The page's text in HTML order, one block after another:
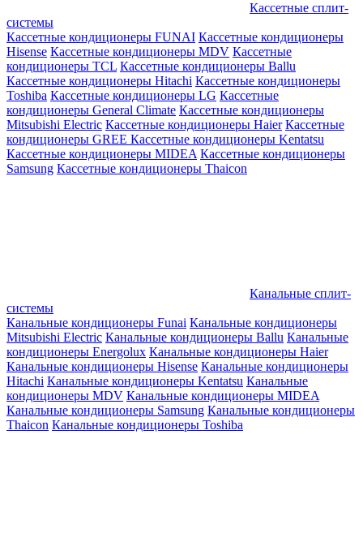
Кассетные сплит-
системы
Кассетные кондиционеры FUNAI Кассетные кондиционеры
Hisense Кассетные кондиционеры MDV Кассетные
кондиционеры TCL Кассетные кондиционеры Ballu
Кассетные кондиционеры Hitachi Кассетные кондиционеры
Toshiba Кассетные кондиционеры LG Кассетные
кондиционеры General Climate Кассетные кондиционеры
Mitsubishi Electric Кассетные кондиционеры Haier Кассетные
кондиционеры GREE Кассетные кондиционеры Kentatsu
Кассетные кондиционеры MIDEA Кассетные кондиционеры
Samsung Кассетные кондиционеры Thaicon
Канальные сплит-
системы
Канальные кондиционеры Funai Канальные кондиционеры
Mitsubishi Electric Канальные кондиционеры Ballu Канальные
кондиционеры Energolux Канальные кондиционеры Haier
Канальные кондиционеры Hisense Канальные кондиционеры
Hitachi Канальные кондиционеры Kentatsu Канальные
кондиционеры MDV Канальные кондиционеры MIDEA
Канальные кондиционеры Samsung Канальные кондиционеры
Thaicon Канальные кондиционеры Toshiba